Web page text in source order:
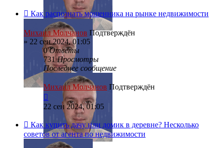
Как распознать мошенника на рынке недвижимости
Михаил Молчанов Подтверждён
» 22 сен 2024, 01:05
0Ответы
731Просмотры
Последнее сообщение
Михаил Молчанов Подтверждён
22 сен 2024, 01:05
Как купить дачу или домик в деревне? Несколько
советов от агента по недвижимости